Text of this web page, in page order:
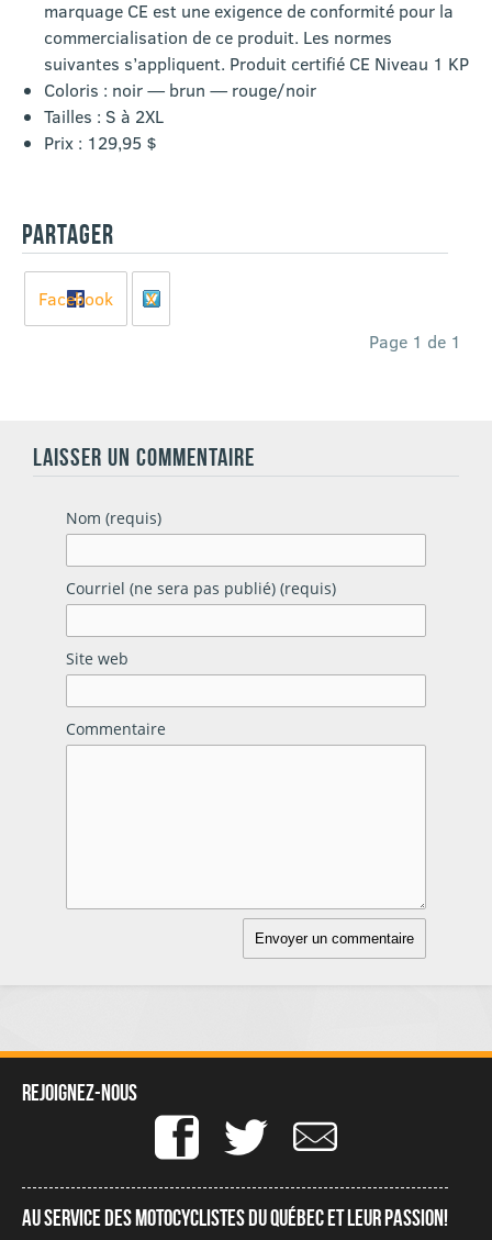
marquage CE est une exigence de conformité pour la
commercialisation de ce produit. Les normes
suivantes s’appliquent. Produit certifié CE Niveau 1 KP
Coloris : noir — brun — rouge/noir
Tailles : S à 2XL
Prix : 129,95 $
PARTAGER
Facebook
X
Page 1 de 1
LAISSER UN COMMENTAIRE
Nom (requis)
Courriel (ne sera pas publié) (requis)
Site web
Commentaire
Rejoignez-nous
Au service des motocyclistes du québec et leur passion!